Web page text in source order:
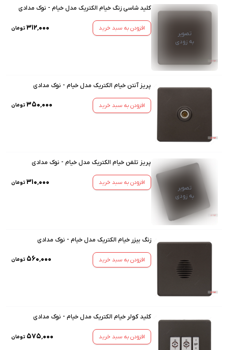
تصویر
به زودی
کلید شاسی زنگ خیام الکتریک مدل خیام - نوک مدادی
افزودن به سبد خرید ۳۱۲٬۰۰۰ تومان
پریز آنتن خیام الکتریک مدل خیام - نوک مدادی
افزودن به سبد خرید ۳۵۰٬۰۰۰ تومان
تصویر
به زودی
پریز تلفن خیام الکتریک مدل خیام - نوک مدادی
افزودن به سبد خرید ۳۱۰٬۰۰۰ تومان
زنگ بیزر خیام الکتریک مدل خیام - نوک مدادی
افزودن به سبد خرید ۵۶۰٬۰۰۰ تومان
کلید کولر خیام الکتریک مدل خیام - نوک مدادی
افزودن به سبد خرید ۵۷۵٬۰۰۰ تومان